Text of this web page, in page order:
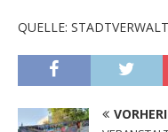
QUELLE: